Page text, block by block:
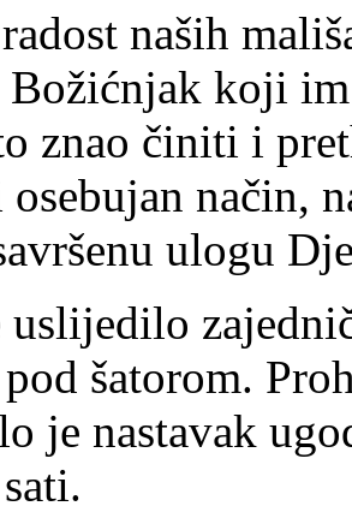
naših
Božićnjak koji
znao činiti i
način,
ulogu
uslijedilo
šatorom.
je nastavak